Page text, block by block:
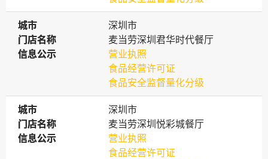
城市
城市
深圳市
门店名称
门店名称
麦当劳深圳君华时代餐厅
信息公示
信息公示
营业执照
食品经营许可证
食品安全监督量化分级
城市
城市
深圳市
门店名称
门店名称
麦当劳深圳悦彩城餐厅
信息公示
信息公示
营业执照
食品经营许可证